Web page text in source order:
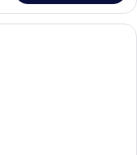
วรี่สวีท | เครื่องนอนระดับพ